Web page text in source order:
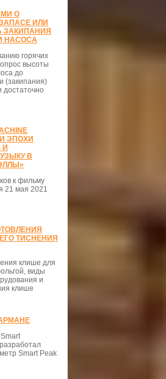
О
ИЛИ
ЗАКИПАНИЯ
НАСОСА
горячих
высоты
до
(закипания)
достаточно
ЭПОХИ
И
В
к фильму
21 мая 2021
ТИСНЕНИЯ
клише для
виды
и
клише
Smart Peak